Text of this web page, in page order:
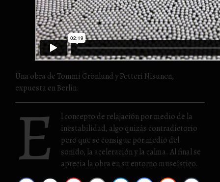
Una obra de Tommi Grönlund y Petteri Nisunen,
expuesta en Berlín.
E
l concepto de relajación por medio de la
inestabilidad, algo quizás contradictorio
pero que se consigue por medio del
sonido, la aceleración y la calma. Al final se
aprecia la obra en su entorno museístico.